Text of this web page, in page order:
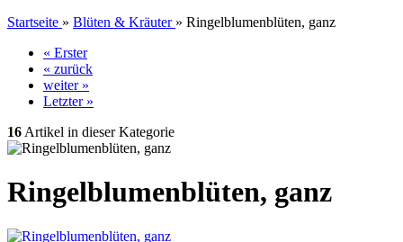
Startseite » Blüten & Kräuter » Ringelblumenblüten, ganz
« Erster
« zurück
weiter »
Letzter »
16 Artikel in dieser Kategorie
Ringelblumenblüten, ganz